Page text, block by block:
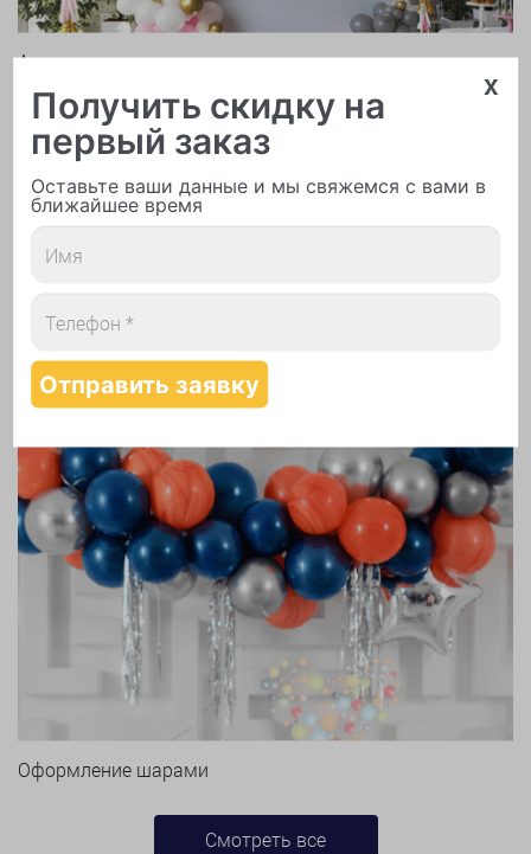
Арки и гирлянды из шаров
Надутие шаров гелием
Оформление шарами
Смотреть все
x
Получить скидку на
первый заказ
Оставьте ваши данные и мы свяжемся с вами в
ближайшее время